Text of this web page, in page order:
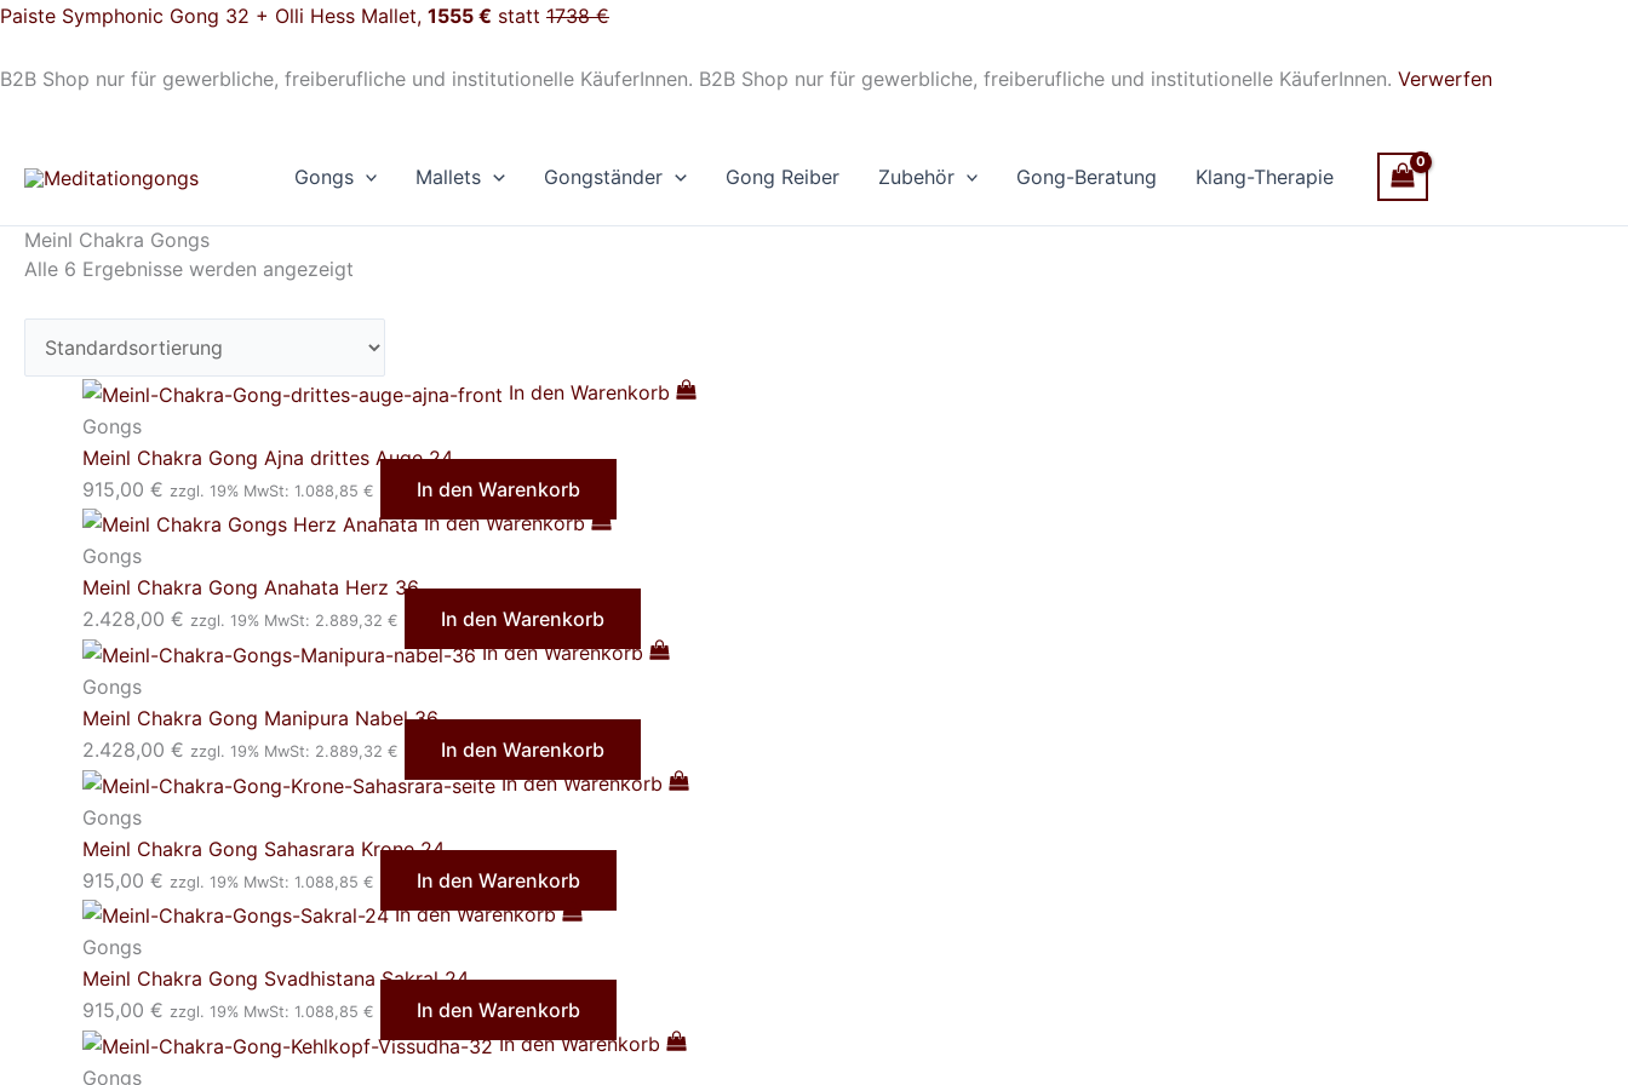
Paiste Symphonic Gong 32 + Olli Hess Mallet, 1555 € statt 1738 €
B2B Shop nur für gewerbliche, freiberufliche und institutionelle KäuferInnen. B2B Shop nur für gewerbliche, freiberufliche und institutionelle KäuferInnen. Verwerfen
Zum
springen
Gongs Mallets Gongständer Gong Reiber Zubehör Gong-Beratung Klang-Therapie
Meinl Chakra Gongs
Alle 6 Ergebnisse werden angezeigt
In den Warenkorb
Gongs
Meinl Chakra Gong Ajna drittes Auge 24
915,00 € zzgl. 19% MwSt: 1.088,85 €
In den Warenkorb
In den Warenkorb
Gongs
Meinl Chakra Gong Anahata Herz 36
2.428,00 € zzgl. 19% MwSt: 2.889,32 €
In den Warenkorb
In den Warenkorb
Gongs
Meinl Chakra Gong Manipura Nabel 36
2.428,00 € zzgl. 19% MwSt: 2.889,32 €
In den Warenkorb
In den Warenkorb
Gongs
Meinl Chakra Gong Sahasrara Krone 24
915,00 € zzgl. 19% MwSt: 1.088,85 €
In den Warenkorb
In den Warenkorb
Gongs
Meinl Chakra Gong Svadhistana Sakral 24
915,00 € zzgl. 19% MwSt: 1.088,85 €
In den Warenkorb
In den Warenkorb
Gongs